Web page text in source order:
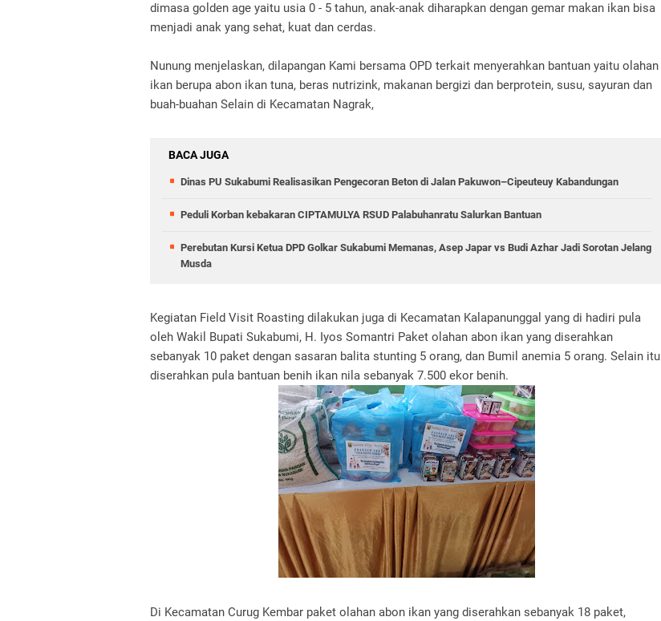
dimasa golden age yaitu usia 0 - 5 tahun, anak-anak diharapkan dengan gemar makan ikan bisa
menjadi anak yang sehat, kuat dan cerdas.
Nunung menjelaskan, dilapangan Kami bersama OPD terkait menyerahkan bantuan yaitu olahan
ikan berupa abon ikan tuna, beras nutrizink, makanan bergizi dan berprotein, susu, sayuran dan
buah-buahan Selain di Kecamatan Nagrak,
BACA JUGA
Dinas PU Sukabumi Realisasikan Pengecoran Beton di Jalan Pakuwon–Cipeuteuy Kabandungan
Peduli Korban kebakaran CIPTAMULYA RSUD Palabuhanratu Salurkan Bantuan
Perebutan Kursi Ketua DPD Golkar Sukabumi Memanas, Asep Japar vs Budi Azhar Jadi Sorotan Jelang
Musda
Kegiatan Field Visit Roasting dilakukan juga di Kecamatan Kalapanunggal yang di hadiri pula
oleh Wakil Bupati Sukabumi, H. Iyos Somantri Paket olahan abon ikan yang diserahkan
sebanyak 10 paket dengan sasaran balita stunting 5 orang, dan Bumil anemia 5 orang. Selain itu
diserahkan pula bantuan benih ikan nila sebanyak 7.500 ekor benih.
Di Kecamatan Curug Kembar paket olahan abon ikan yang diserahkan sebanyak 18 paket,